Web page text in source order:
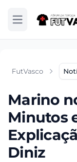
Abrir menu
FutVasco
Marino
Minutos
Diniz